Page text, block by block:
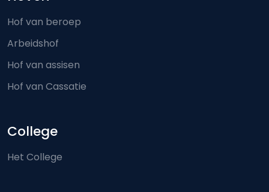
Hof van beroep
Arbeidshof
Hof van assisen
Hof van Cassatie
College
Het College